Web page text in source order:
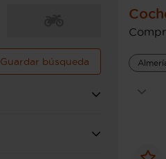
Guardar búsqueda